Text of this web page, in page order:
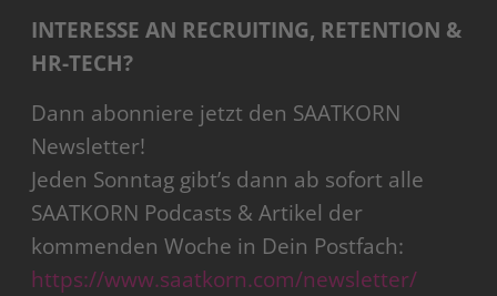
INTERESSE AN RECRUITING, RETENTION &
HR-TECH?
Dann abonniere jetzt den SAATKORN
Newsletter!
Jeden Sonntag gibt’s dann ab sofort alle
SAATKORN Podcasts & Artikel der
kommenden Woche in Dein Postfach:
https://www.saatkorn.com/newsletter/